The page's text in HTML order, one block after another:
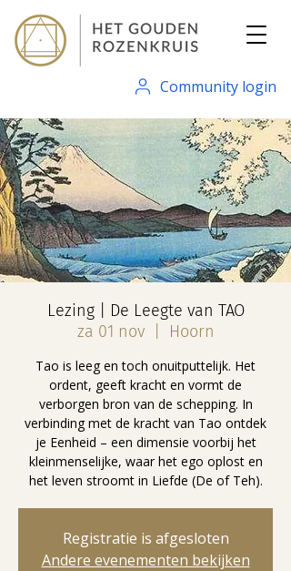
Community login
Lezing | De Leegte van TAO
za 01 nov
  |
Hoorn
Tao is leeg en toch onuitputtelijk. Het
ordent, geeft kracht en vormt de
verborgen bron van de schepping. In
verbinding met de kracht van Tao ontdek
je Eenheid – een dimensie voorbij het
kleinmenselijke, waar het ego oplost en
het leven stroomt in Liefde (De of Teh).
Registratie is afgesloten
Andere evenementen bekijken